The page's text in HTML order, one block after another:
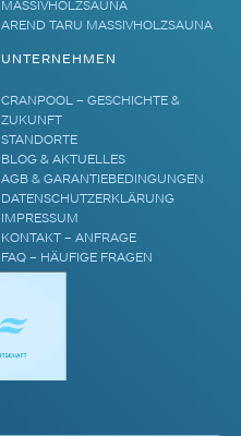
MASSIVHOLZSAUNA
AREND TARU MASSIVHOLZSAUNA
UNTERNEHMEN
CRANPOOL – GESCHICHTE &
ZUKUNFT
STANDORTE
BLOG & AKTUELLES
AGB & GARANTIEBEDINGUNGEN
DATENSCHUTZERKLÄRUNG
IMPRESSUM
KONTAKT – ANFRAGE
FAQ – HÄUFIGE FRAGEN